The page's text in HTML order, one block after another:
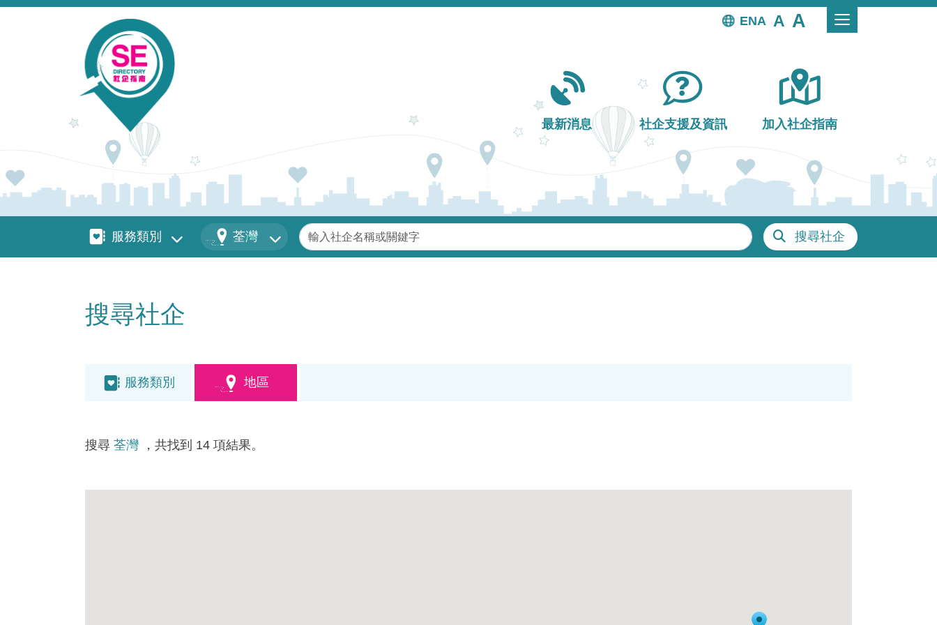
移至主內容
EN
Main navigation
最新消息 社企支援及資訊 加入社企指南
服務類別服務類別 地區 荃灣 關鍵字 搜尋社企
搜尋社企
服務類別 地區
搜尋 荃灣 ，共找到 14 項結果。